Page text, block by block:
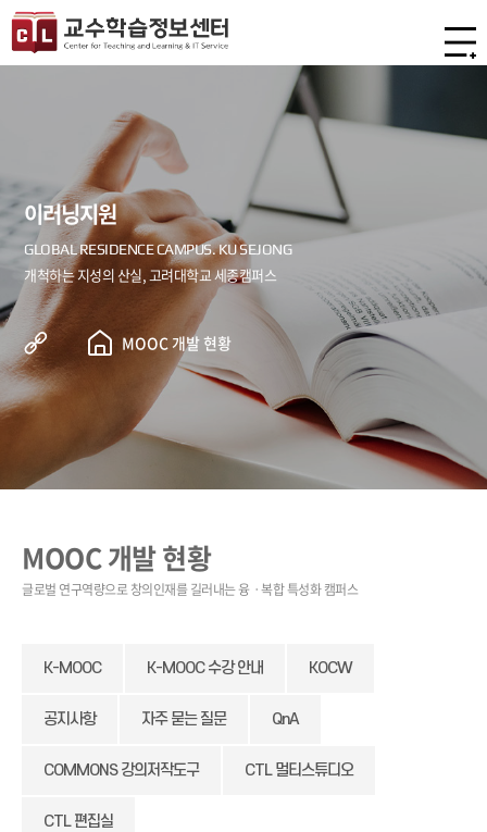
이러닝지원
MOOC 개발 현황
MOOC 개발 현황
K-MOOC K-MOOC 수강 안내 KOCW
공지사항 자주 묻는 질문 QnA
COMMONS 강의저작도구 CTL 멀티스튜디오
CTL 편집실